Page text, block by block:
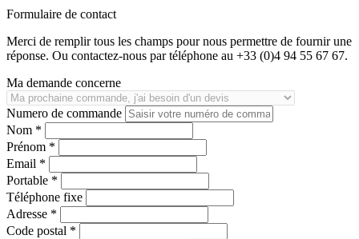
Formulaire de contact
Merci de remplir tous les champs pour nous permettre de fournir une
réponse. Ou contactez-nous par téléphone au +33 (0)4 94 55 67 67.
Ma demande concerne
Numero de commande
Nom *
Prénom *
Email *
Portable *
Téléphone fixe
Adresse *
Code postal *